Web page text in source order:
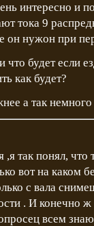
интересно и
тока 9
он нужон при
что будет если
как будет?
а так
так понял, что
вот на каком
с вала
. И конечно ж
всем